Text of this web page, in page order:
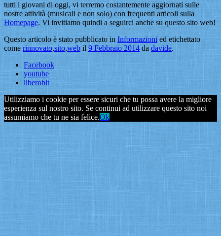
tutti i giovani di oggi, vi terremo costantemente aggiornati sulle
nostre attività (musicali e non solo) con frequenti articoli sulla
Homepage. Vi invitiamo quindi a seguirci anche su questo sito web!
Questo articolo è stato pubblicato in Informazioni ed etichettato
come rinnovato,sito,web il 9 Febbraio 2014 da davide.
Facebook
youtube
liberobit
Utilizziamo i cookie per essere sicuri che tu possa avere la migliore
esperienza sul nostro sito. Se continui ad utilizzare questo sito noi
assumiamo che tu ne sia felice.Ok